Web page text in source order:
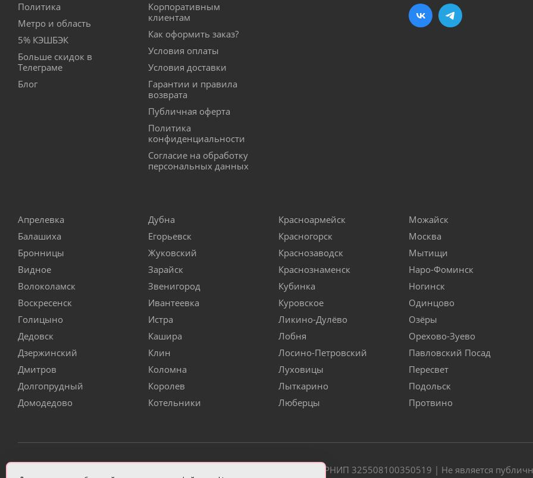
Политика
Метро и область
5% КЭШБЭК
Больше скидок в
Телеграме
Блог
Корпоративным
клиентам
Как оформить заказ?
Условия оплаты
Условия доставки
Гарантии и правила
возврата
Публичная оферта
Политика
конфиденциальности
Согласие на обработку
персональных данных
Апрелевка
Балашиха
Бронницы
Видное
Волоколамск
Воскресенск
Голицыно
Дедовск
Дзержинский
Дмитров
Долгопрудный
Домодедово
Дубна
Егорьевск
Жуковский
Зарайск
Звенигород
Ивантеевка
Истра
Кашира
Клин
Коломна
Королев
Котельники
Красноармейск
Красногорск
Краснозаводск
Краснознаменск
Кубинка
Куровское
Ликино-Дулёво
Лобня
Лосино-Петровский
Луховицы
Лыткарино
Люберцы
Можайск
Москва
Мытищи
Наро-Фоминск
Ногинск
Одинцово
Озёры
Орехово-Зуево
Павловский Посад
Пересвет
Подольск
Протвино
ИП Чулкова Анастасия Александровна ИНН 331405822720 | ОГРН/ОГРНИП 325508100350519 | Не является